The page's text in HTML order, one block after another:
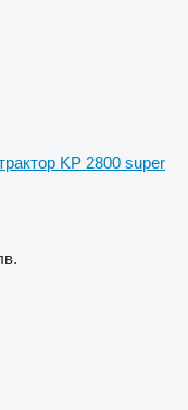
KP 2800 super